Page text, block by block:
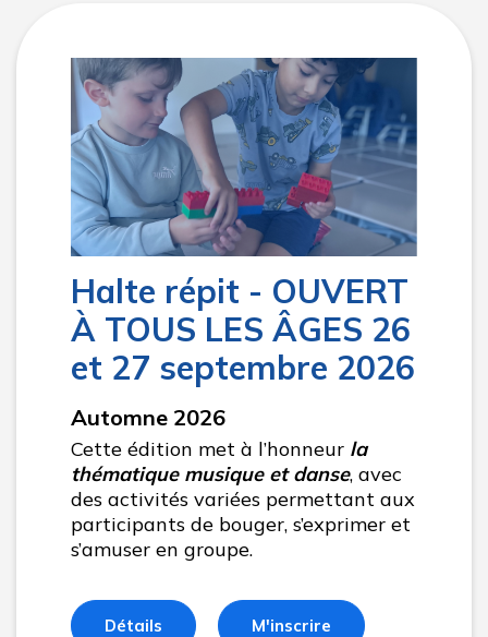
Halte répit - OUVERT
À TOUS LES ÂGES 26
et 27 septembre 2026
Automne 2026
Cette édition met à l’honneur la
thématique musique et danse, avec
des activités variées permettant aux
participants de bouger, s’exprimer et
s’amuser en groupe.
Détails M'inscrire